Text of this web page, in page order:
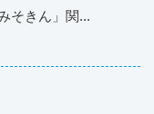
そきん」関...